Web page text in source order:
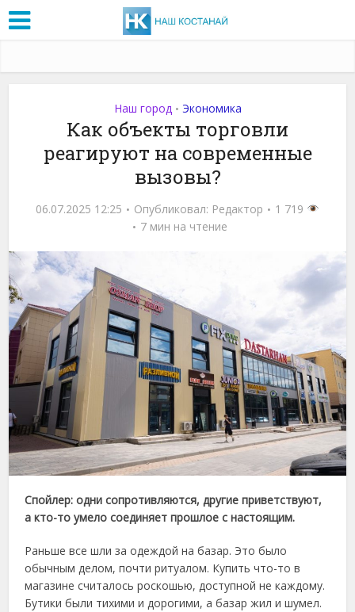
Наш город • Экономика
Как объекты торговли
реагируют на современные
вызовы?
06.07.2025 12:25 Опубликовал: Редактор
1 719
7 мин на чтение
Спойлер: одни сопротивляются, другие приветствуют,
а кто-то умело соединяет прошлое с настоящим.
Раньше все шли за одеждой на базар. Это было
обычным делом, почти ритуалом. Купить что-то в
магазине считалось роскошью, доступной не каждому.
Бутики были тихими и дорогими, а базар жил и шумел.